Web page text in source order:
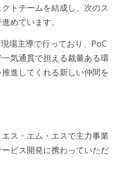
トチームを結成し、次のス
めています。
場主導で行っており、PoC
気通貫で担える裁量ある環
進してくれる新しい仲間を
ス・エム・エスで主力事業
ビス開発に携わっていただ